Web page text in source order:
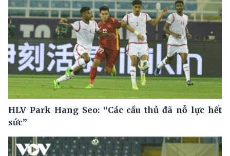
HLV Park Hang Seo: “Các cầu thủ đã nỗ lực hết
sức”